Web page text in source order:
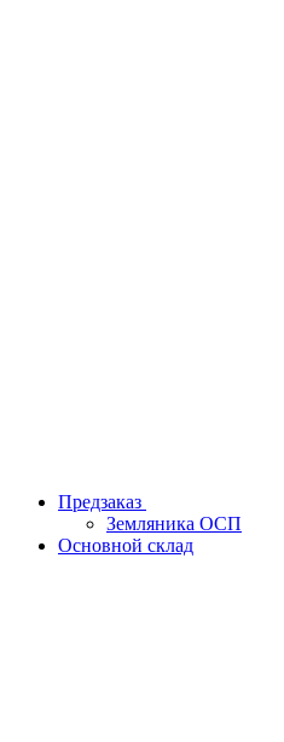
Предзаказ
Земляника ОСП
Основной склад